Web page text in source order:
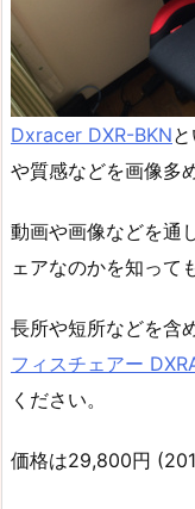
Dxracer DXR-BKN
や質感などを画像多
動画や画像などを通
ェアなのかを知って
長所や短所などを含
フィスチェアー
ください。
価格は29,800円